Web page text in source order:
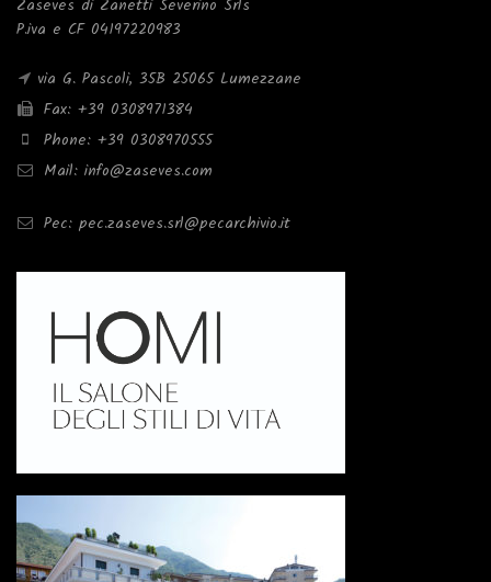
Zaseves di Zanetti Severino Srls
P.iva e CF 04197220983
via G. Pascoli, 35B 25065 Lumezzane
Fax: +39 0308971384
Phone: +39 0308970555
Mail: info@zaseves.com
Pec: pec.zaseves.srl@pecarchivio.it